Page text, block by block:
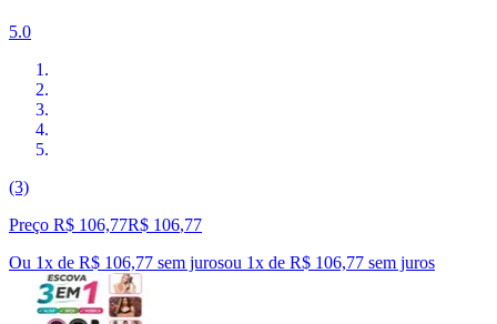
5.0
(3)
Preço R$ 106,77R$ 106,77
Ou 1x de R$ 106,77 sem jurosou 1x de R$ 106,77 sem juros